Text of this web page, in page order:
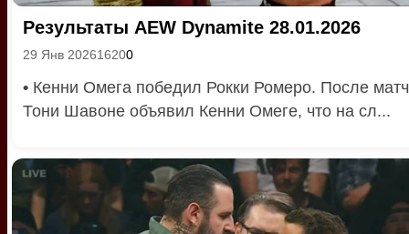
Результаты AEW Dynamite 28.01.2026
29 Янв 202616200
• Кенни Омега победил Рокки Ромеро. После
Тони Шавоне объявил Кенни Омеге, что на сл...